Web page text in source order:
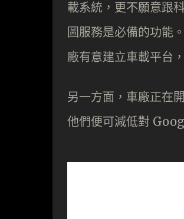
載系統，更不願意跟
圖服務是必備的功能
廠有意建立車載平台
另一方面，車廠正在
他們便可減低對